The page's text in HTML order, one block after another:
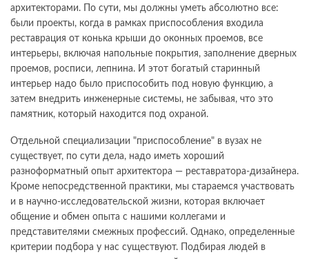
архитекторами. По сути, мы должны уметь абсолютно все:
были проекты, когда в рамках приспособления входила
реставрация от конька крыши до оконных проемов, все
интерьеры, включая напольные покрытия, заполнение дверных
проемов, росписи, лепнина. И этот богатый старинный
интерьер надо было приспособить под новую функцию, а
затем внедрить инженерные системы, не забывая, что это
памятник, который находится под охраной.
Отдельной специализации "приспособление" в вузах не
существует, по сути дела, надо иметь хороший
разноформатный опыт архитектора — реставратора-дизайнера.
Кроме непосредственной практики, мы стараемся участвовать
и в научно-исследовательской жизни, которая включает
общение и обмен опыта с нашими коллегами и
представителями смежных профессий. Однако, определенные
критерии подбора у нас существуют. Подбирая людей в